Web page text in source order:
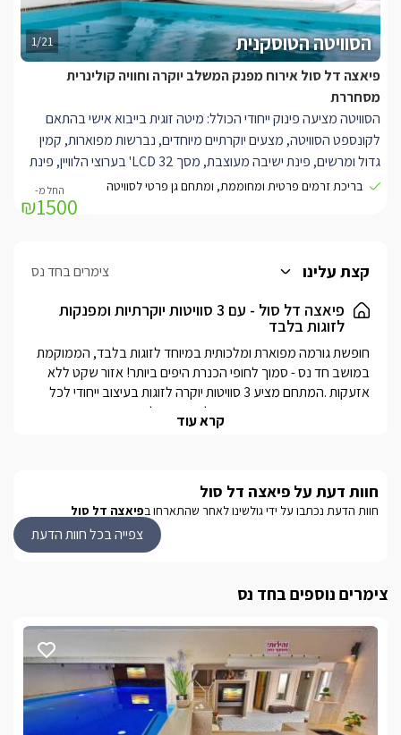
1/21 הסוויטה הטוסקנית
פיאצה דל סול אירוח מפנק המשלב יוקרה וחוויה קולינרית
מסחררת
הסוויטה מציעה פינוק ייחודי הכולל: מיטה זוגית בייבוא אישי בהתאם
לקונספט הסוויטה, מצעים יוקרתיים מיוחדים, נברשות מפוארות, קמין
גדול ומרשים, פינת ישיבה מעוצבת, מסך LCD 32' בערוצי הלוויין, פינת
אספרסו הכוללת מכונה מקצועית וערכת קפה ותה, חדר רחצה מרהיב
עם אמבט ג'קוזי חלומי, מתחם גן פורח ופרטי לאורחי הסוויטה בלבד.
במתחם הסוויטות המשותף תיהנו מבריכת שחייה בנויה, מקורה
ואזורי אירוח המשקיפים לירדן ההררי והכנרת.
בריכת זרמים פרטית ומחוממת, ומתחם גן פרטי לסוויטה
₪1500
קצת עלינו צימרים בחד נס
פיאצה דל סול - עם 3 סוויטות יוקרתיות ומפנקות
לזוגות בלבד
השחייה המרשימה צוננת בקיץ מחוממת ומקורה בחורף.את ארוחות
מושב חד נס ממוקם בקרבת כל נחלי הסביבה - מדהימים לטיולי
נוף והליכה בתוך המים: פארק הירדן, הזאכי, המג'רסה, יהודיה, זוויתן
קרא עוד
חוות דעת על פיאצה דל סול
חוות הדעת נכתבו על ידי גולשינו לאחר שהתארחו בפיאצה דל סול
צפייה בכל חוות הדעת
צימרים נוספים בחד נס